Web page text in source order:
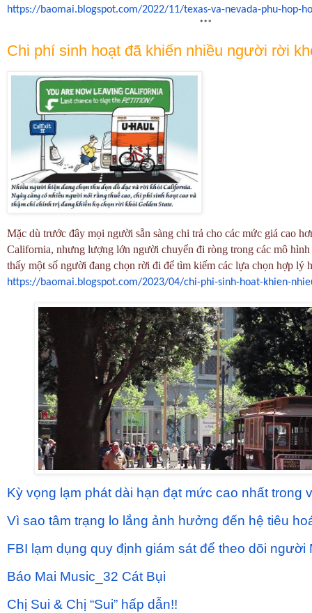
https://baomai.blogspot.com/2022/11/texas-va-nevada-phu-hop-
***
Chi phí sinh hoạt đã khiến nhiều người rời
Mặc dù trước đây mọi người sẵn sàng chi trả cho các mức giá cao
California, nhưng lượng lớn người chuyển đi ròng trong các mô
thấy một số người đang chọn rời đi để tìm kiếm các lựa chọn hợp lý
https://baomai.blogspot.com/2023/04/chi-phi-sinh-hoat-khien-
Kỳ vọng lạm phát dài hạn đạt mức cao nhất trong
Vì sao tâm trạng lo lắng ảnh hưởng đến hệ tiêu
FBI lạm dụng quy định giám sát để theo dõi người
Báo Mai Music_32 Cát Bụi
Chị Sui & Chị “Sui” hấp dẫn!!